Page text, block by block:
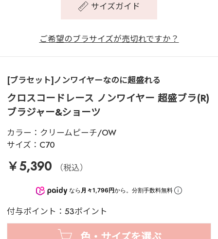
サイズガイド
ご希望のブラサイズが売切れですか？
[ブラセット]ノンワイヤーなのに超盛れる
クロスコードレース ノンワイヤー 超盛ブラ(R)
ブラジャー&ショーツ
カラー： クリームピーチ/OW
サイズ： C70
￥5,390 （税込）
なら 月々1,796円から。分割手数料無料
付与ポイント：53ポイント